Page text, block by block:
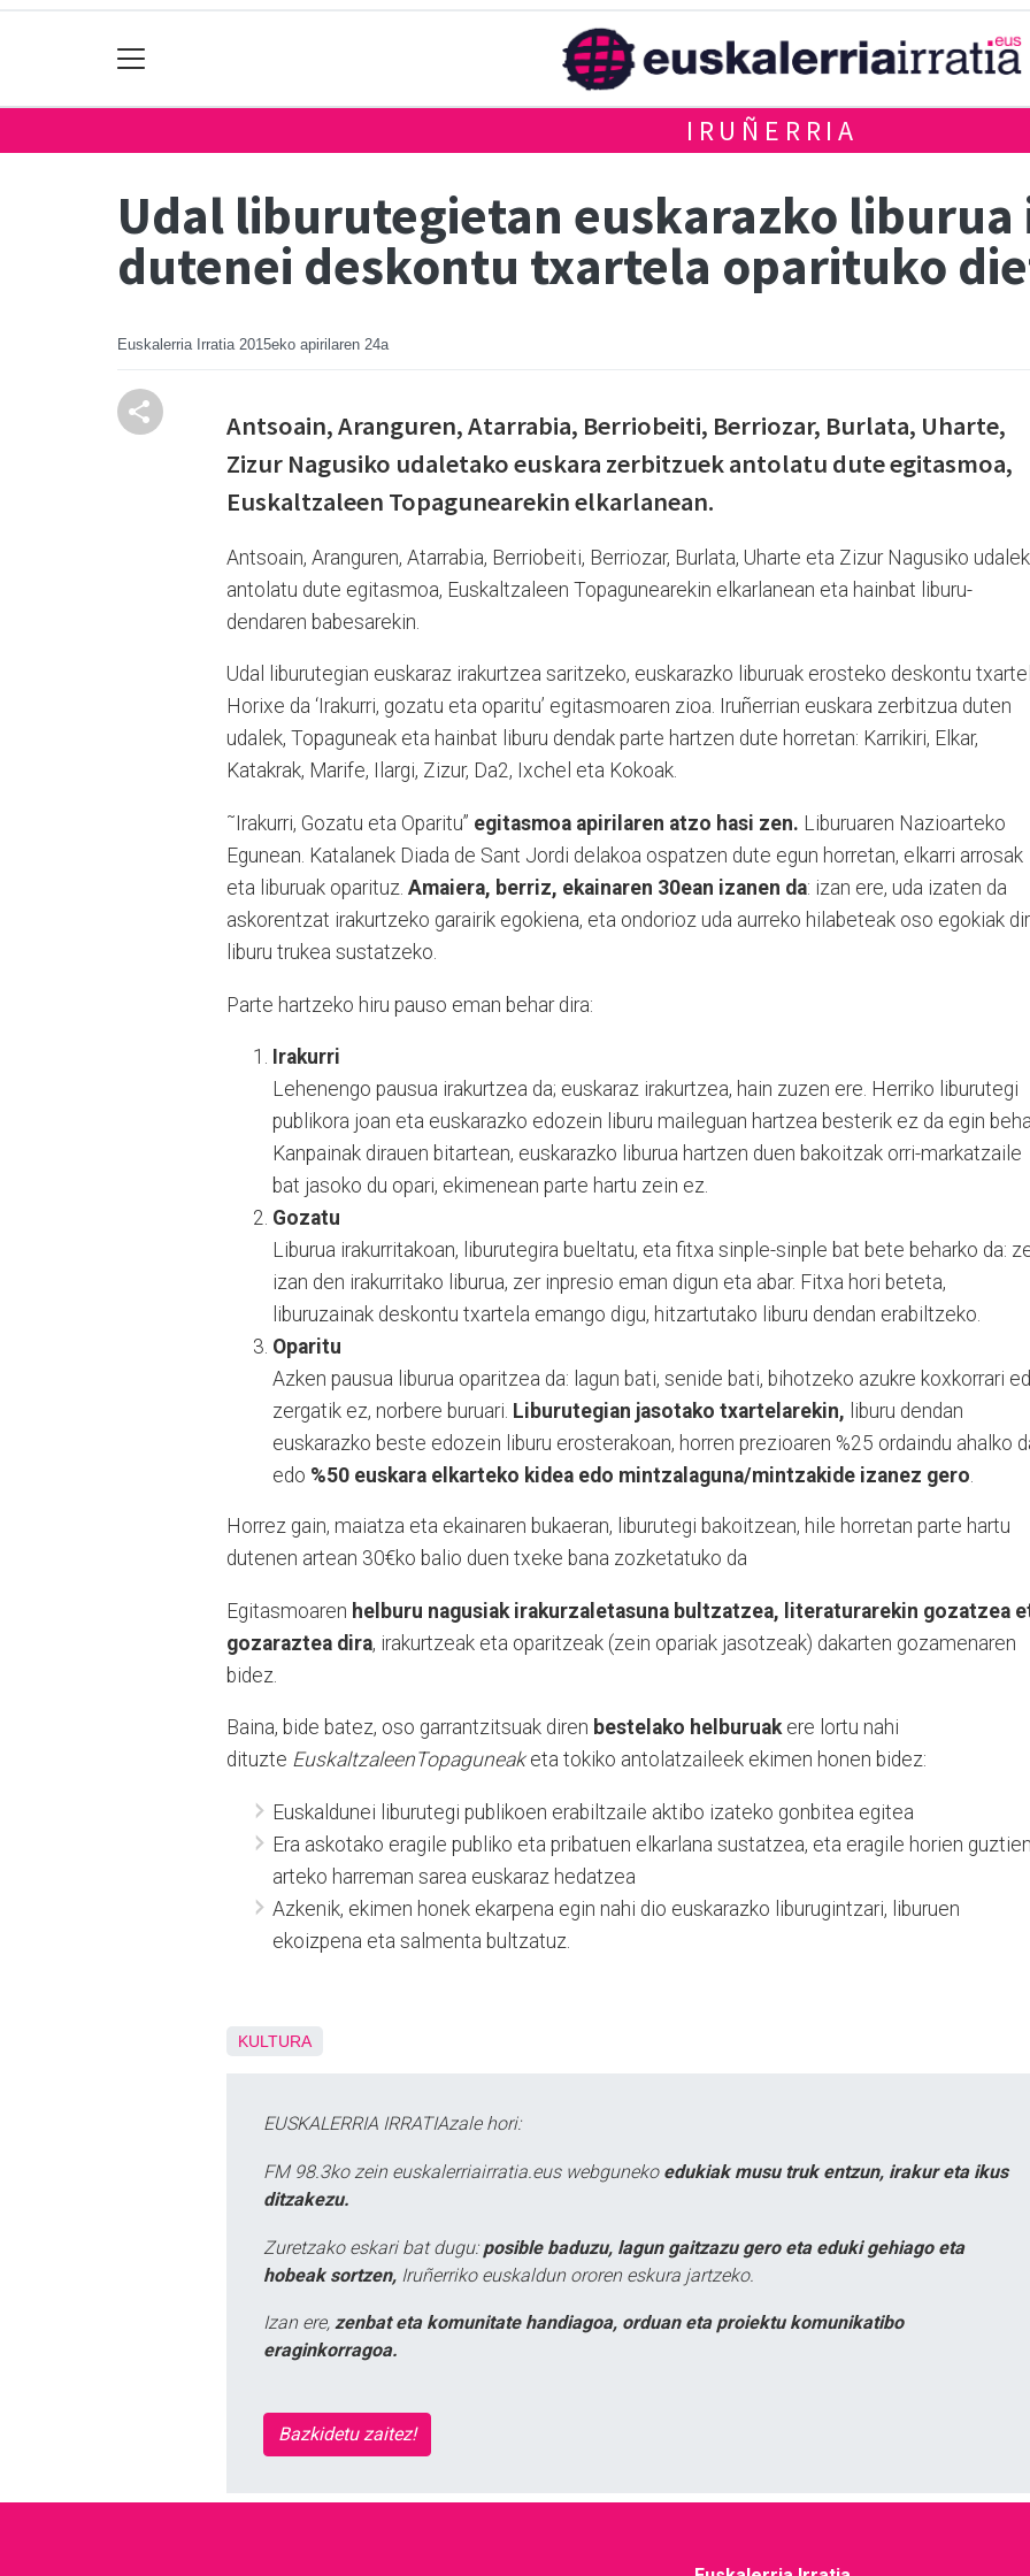
IRUÑERRIA
Udal liburutegietan euskarazko
dutenei deskontu txartela oparituko
Euskalerria Irratia 2015eko apirilaren 24a
Antsoain, Aranguren, Atarrabia, Berriobeiti, Berriozar, Burlata, Uharte,
Zizur Nagusiko udaletako euskara zerbitzuek antolatu dute egitasmoa,
Euskaltzaleen Topagunearekin elkarlanean.
Antsoain, Aranguren, Atarrabia, Berriobeiti, Berriozar, Burlata, Uharte eta Zizur Nagusiko udalek
antolatu dute egitasmoa, Euskaltzaleen Topagunearekin elkarlanean eta hainbat liburu-
dendaren babesarekin.
Udal liburutegian euskaraz irakurtzea saritzeko, euskarazko liburuak erosteko deskontu
Horixe da ‘Irakurri, gozatu eta oparitu’ egitasmoaren zioa. Iruñerrian euskara zerbitzua duten
udalek, Topaguneak eta hainbat liburu dendak parte hartzen dute horretan: Karrikiri, Elkar,
Katakrak, Marife, Ilargi, Zizur, Da2, Ixchel eta Kokoak.
˜Irakurri, Gozatu eta Oparitu” egitasmoa apirilaren atzo hasi zen. Liburuaren Nazioarteko
Egunean. Katalanek Diada de Sant Jordi delakoa ospatzen dute egun horretan, elkarri arrosak
eta liburuak oparituz. Amaiera, berriz, ekainaren 30ean izanen da: izan ere, uda izaten da
askorentzat irakurtzeko garairik egokiena, eta ondorioz uda aurreko hilabeteak oso egokiak
liburu trukea sustatzeko.
Parte hartzeko hiru pauso eman behar dira:
Irakurri
Lehenengo pausua irakurtzea da; euskaraz irakurtzea, hain zuzen ere. Herriko liburutegi
publikora joan eta euskarazko edozein liburu maileguan hartzea besterik ez da egin
Kanpainak dirauen bitartean, euskarazko liburua hartzen duen bakoitzak orri-markatzaile
bat jasoko du opari, ekimenean parte hartu zein ez.
Gozatu
Liburua irakurritakoan, liburutegira bueltatu, eta fitxa sinple-sinple bat bete beharko da:
izan den irakurritako liburua, zer inpresio eman digun eta abar. Fitxa hori beteta,
liburuzainak deskontu txartela emango digu, hitzartutako liburu dendan erabiltzeko.
Oparitu
Azken pausua liburua oparitzea da: lagun bati, senide bati, bihotzeko azukre koxkorrari
zergatik ez, norbere buruari. Liburutegian jasotako txartelarekin, liburu dendan
euskarazko beste edozein liburu erosterakoan, horren prezioaren %25 ordaindu ahalko
edo %50 euskara elkarteko kidea edo mintzalaguna/mintzakide izanez gero.
Horrez gain, maiatza eta ekainaren bukaeran, liburutegi bakoitzean, hile horretan parte hartu
dutenen artean 30€ko balio duen txeke bana zozketatuko da
Egitasmoaren helburu nagusiak irakurzaletasuna bultzatzea, literaturarekin gozatzea
gozaraztea dira, irakurtzeak eta oparitzeak (zein opariak jasotzeak) dakarten gozamenaren
bidez.
Baina, bide batez, oso garrantzitsuak diren bestelako helburuakere lortu nahi
dituzte EuskaltzaleenTopaguneaketa tokiko antolatzaileek ekimen honen bidez:
Euskaldunei liburutegi publikoen erabiltzaile aktibo izateko gonbitea egitea
Era askotako eragile publiko eta pribatuen elkarlana sustatzea, eta eragile horien
arteko harreman sarea euskaraz hedatzea
Azkenik, ekimen honek ekarpena egin nahi dio euskarazko liburugintzari, liburuen
ekoizpena eta salmenta bultzatuz.
KULTURA
EUSKALERRIA IRRATIAzale hori:
FM 98.3ko zein euskalerriairratia.eus webguneko edukiak musu truk entzun, irakur eta ikus
ditzakezu.
Zuretzako eskari bat dugu: posible baduzu, lagun gaitzazu gero eta eduki gehiago eta
hobeak sortzen, Iruñerriko euskaldun ororen eskura jartzeko.
Izan ere, zenbat eta komunitate handiagoa, orduan eta proiektu komunikatibo
eraginkorragoa.
Bazkidetu zaitez!